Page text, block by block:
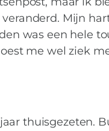
Mijn
was een hele
me wel ziek
thuisgezeten.